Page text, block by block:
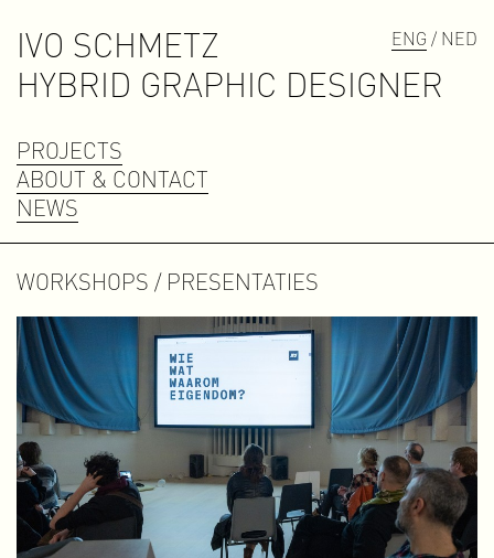
Contact
contact@ivoschmetz.nl
IVO SCHMETZ
HYBRID GRAPHIC DESIGNER
ENG / NED
PROJECTS
ABOUT & CONTACT
NEWS
WORKSHOPS / PRESENTATIES